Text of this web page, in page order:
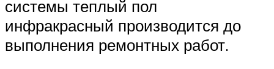
системы теплый пол
инфракрасный производится до
выполнения ремонтных работ.